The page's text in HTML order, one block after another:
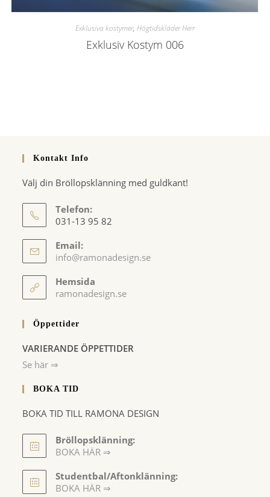
Exklusiva kostymer, Högtidskläder Herr
Exklusiv Kostym 006
Kontakt Info
Välj din Bröllopsklänning med guldkant!
Telefon:
031-13 95 82
Email:
info@ramonadesign.seOpens
Hemsida
ramonadesign.se
Öppettider
VARIERANDE ÖPPETTIDER
Se här ⇒
BOKA TID
BOKA TID TILL RAMONA DESIGN
Bröllopsklänning:
BOKA HÄR ⇒
in
a
Studentbal/Aftonklänning:
BOKA HÄR ⇒